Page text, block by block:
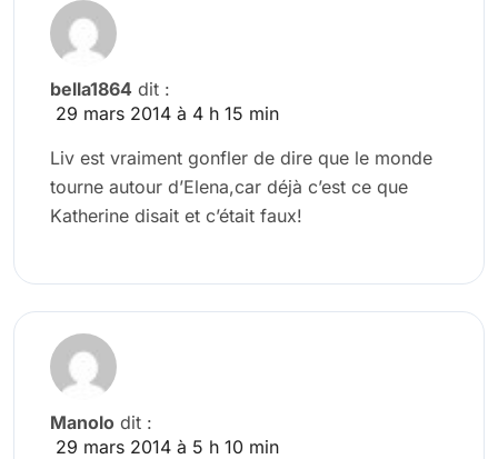
bella1864 dit :
29 mars 2014 à 4 h 15 min
Liv est vraiment gonfler de dire que le monde
tourne autour d’Elena,car déjà c’est ce que
Katherine disait et c’était faux!
Manolo dit :
29 mars 2014 à 5 h 10 min